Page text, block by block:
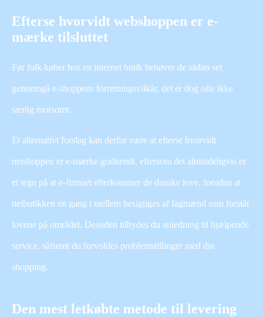
Efterse hvorvidt webshoppen er e-
mærke tilsluttet
Før folk køber hos en internet butik behøver de sådan set
gennemgå e-shoppens forretningsvilkår, det er dog ofte ikke
særlig morsomt.
Et alternativt forslag kan derfor være at efterse hvorvidt
netshoppen er e-mærke godkendt, eftersom det almindeligvis er
et tegn på at e-firmaet efterkommer de danske love, foruden at
netbutikken en gang i mellem besigtiges af fagmænd som forstår
lovene på området. Desuden tilbydes du anledning til hjælpende
service, såfremt du forvoldes problemstillinger med din
shopping.
Den mest letkøbte metode til levering